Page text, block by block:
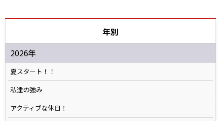
年別
2026年
夏スタート！！
私達の強み
アクティブな休日！